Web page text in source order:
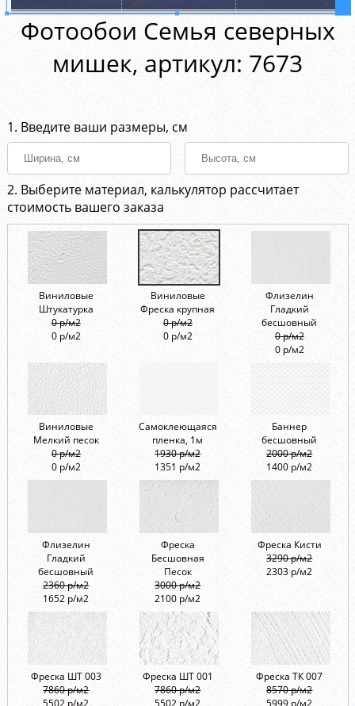
Фотообои Семья северных
мишек, aртикул: 7673
1. Введите ваши размеры, см
2. Выберите материал, калькулятор рассчитает
стоимость вашего заказа
Виниловые
Штукатурка
0 р/м2
0 р/м2
Виниловые
Фреска крупная
0 р/м2
0 р/м2
Флизелин
Гладкий
бесшовный
0 р/м2
0 р/м2
Виниловые
Мелкий песок
0 р/м2
0 р/м2
Самоклеющаяся
пленка, 1м
1930 р/м2
1351 р/м2
Баннер
бесшовный
2000 р/м2
1400 р/м2
Флизелин
Гладкий
бесшовный
2360 р/м2
1652 р/м2
Фреска
Бесшовная
Песок
3000 р/м2
2100 р/м2
Фреска Кисти
3290 р/м2
2303 р/м2
Фреска ШТ 003
7860 р/м2
5502 р/м2
Фреска ШТ 001
7860 р/м2
5502 р/м2
Фреска ТК 007
8570 р/м2
5999 р/м2